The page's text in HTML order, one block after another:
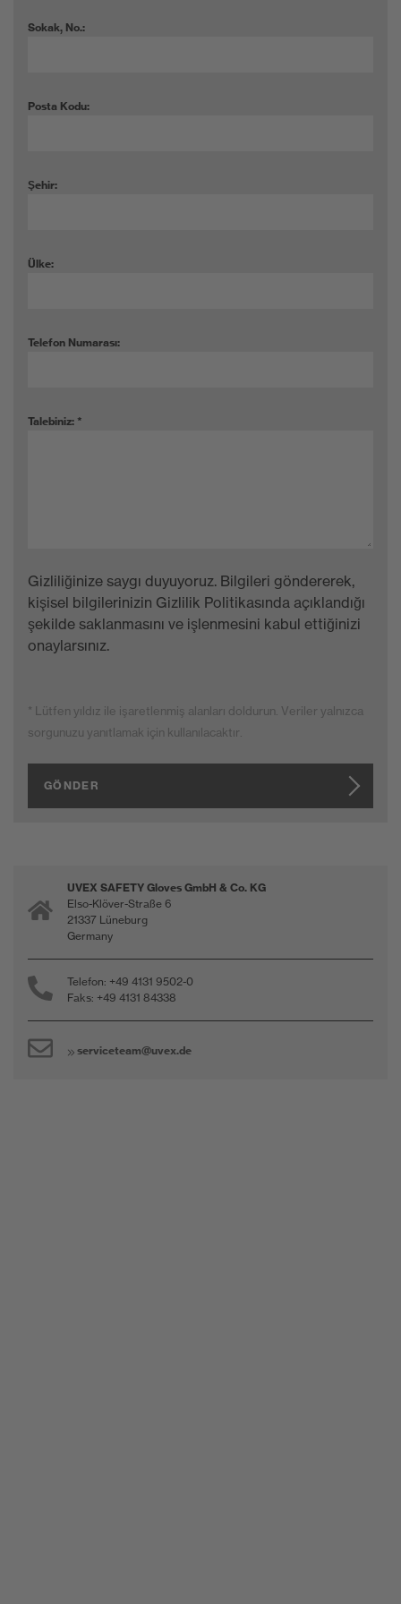
Sokak, No.:
Posta Kodu:
Şehir:
Ülke:
Telefon Numarası:
Talebiniz: *
Gizliliğinize saygı duyuyoruz. Bilgileri göndererek,
kişisel bilgilerinizin Gizlilik Politikasında açıklandığı
şekilde saklanmasını ve işlenmesini kabul ettiğinizi
onaylarsınız.
* Lütfen yıldız ile işaretlenmiş alanları doldurun. Veriler yalnızca
sorgunuzu yanıtlamak için kullanılacaktır.
GÖNDER
UVEX SAFETY Gloves GmbH & Co. KG
Elso-Klöver-Straße 6
21337 Lüneburg
Germany
Telefon: +49 4131 9502-0
Faks: +49 4131 84338
serviceteam@uvex.de